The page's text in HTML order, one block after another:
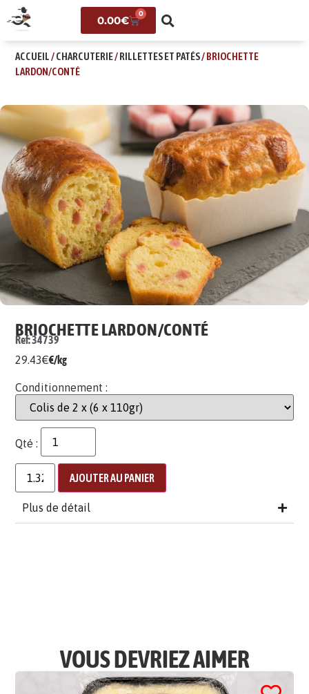
0.00€
0
ACCUEIL/CHARCUTERIE/RILLETTES ET PATÉS/ BRIOCHETTE
LARDON/CONTÉ
BRIOCHETTE LARDON/CONTÉ
Ref: 34739
29.43€€/kg
Conditionnement :
Qté :
AJOUTER AU PANIER
Plus de détail
VOUS DEVRIEZ AIMER